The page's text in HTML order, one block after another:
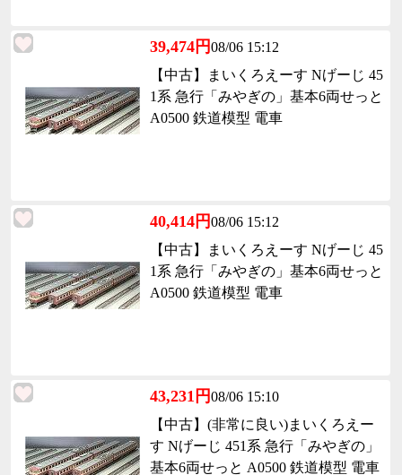
39,474円08/06 15:12
【中古】まいくろえーす Nげーじ 45
1系 急行「みやぎの」基本6両せっと
A0500 鉄道模型 電車
40,414円08/06 15:12
【中古】まいくろえーす Nげーじ 45
1系 急行「みやぎの」基本6両せっと
A0500 鉄道模型 電車
43,231円08/06 15:10
【中古】(非常に良い)まいくろえー
す Nげーじ 451系 急行「みやぎの」
基本6両せっと A0500 鉄道模型 電車